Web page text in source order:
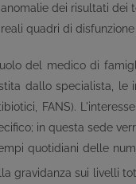
anomalie dei risultati dei
reali quadri di
del medico di
dallo specialista, le
FANS).
in questa sede
quotidiani delle
gravidanza sui livelli